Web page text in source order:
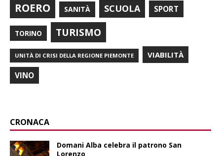
ROERO SANITÀ SCUOLA SPORT
TORINO TURISMO
UNITÀ DI CRISI DELLA REGIONE PIEMONTE VIABILITÀ
VINO
CRONACA
Domani Alba celebra il patrono San
Lorenzo